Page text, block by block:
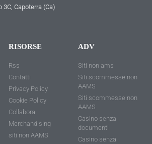
3C, Capoterra (Ca)
RISORSE
Rss
Contatti
Privacy Policy
Cookie Policy
Collabora
Merchandising
siti non AAMS
ADV
Siti non ams
Siti scommesse non
AAMS
Siti scommesse non
AAMS
Casino senza
documenti
Casino senza